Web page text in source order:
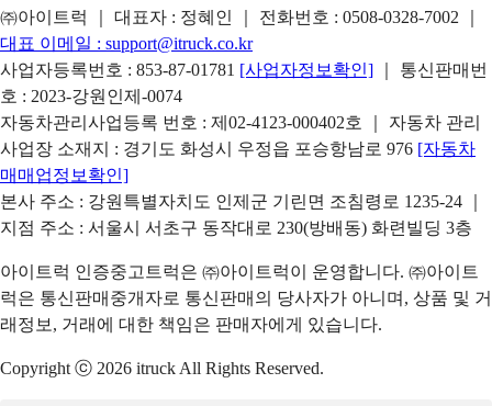
㈜아이트럭 ｜ 대표자 : 정혜인 ｜ 전화번호 : 0508-0328-7002
대표 이메일 : support@itruck.co.kr
사업자등록번호 : 853-87-01781 [사업자정보확인]
｜ 통신판매번
호 : 2023-강원인제-0074
자동차관리사업등록 번호 : 제02-4123-000402호 ｜ 자동차 관리
사업장 소재지 : 경기도 화성시 우정읍 포승항남로 976 [자동차
매매업정보확인]
본사 주소 : 강원특별자치도 인제군 기린면 조침령로 1235-24 ｜
지점 주소 : 서울시 서초구 동작대로 230(방배동) 화련빌딩 3층
아이트럭 인증중고트럭은 ㈜아이트럭이 운영합니다. ㈜아이트
럭은 통신판매중개자로 통신판매의 당사자가 아니며, 상품 및 거
래정보, 거래에 대한 책임은 판매자에게 있습니다.
Copyright ⓒ 2026 itruck All Rights Reserved.